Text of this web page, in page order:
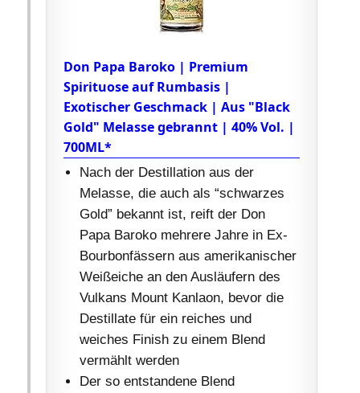
Don Papa Baroko | Premium
Spirituose auf Rumbasis |
Exotischer Geschmack | Aus "Black
Gold" Melasse gebrannt | 40% Vol. |
700ML*
Nach der Destillation aus der
Melasse, die auch als “schwarzes
Gold” bekannt ist, reift der Don
Papa Baroko mehrere Jahre in Ex-
Bourbonfässern aus amerikanischer
Weißeiche an den Ausläufern des
Vulkans Mount Kanlaon, bevor die
Destillate für ein reiches und
weiches Finish zu einem Blend
vermählt werden
Der so entstandene Blend